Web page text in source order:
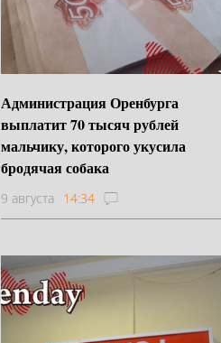
Администрация Оренбурга
выплатит 70 тысяч рублей
мальчику, которого укусила
бродячая собака
9 августа 14:34